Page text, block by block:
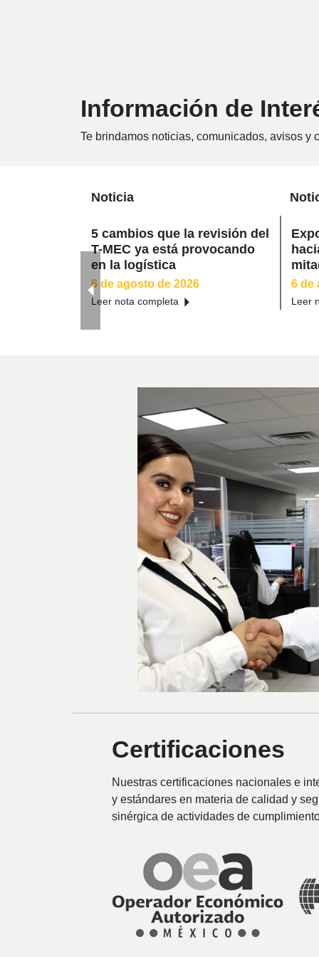
Información de
Te brindamos noticias, comunicados, avisos y
Noticia
5 cambios que la revisión del
T-MEC ya está provocando
en la logística
6 de agosto de 2026
Leer nota completa
mil
6 de
Leer
Certificaciones
Nuestras certificaciones nacionales e
y estándares en materia de calidad y
sinérgica de actividades de